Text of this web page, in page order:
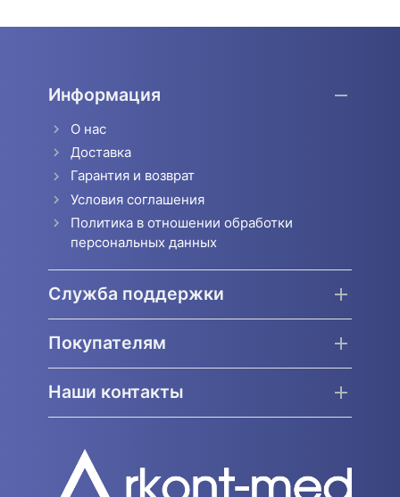
Информация
О нас
Доставка
Гарантия и возврат
Условия соглашения
Политика в отношении обработки
персональных данных
Служба поддержки
Покупателям
Наши контакты